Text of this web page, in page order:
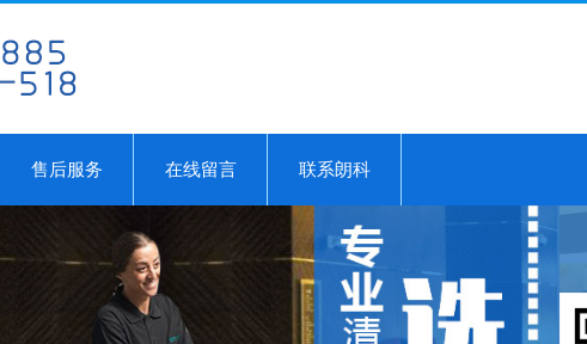
售后服务 在线留言 联系朗科